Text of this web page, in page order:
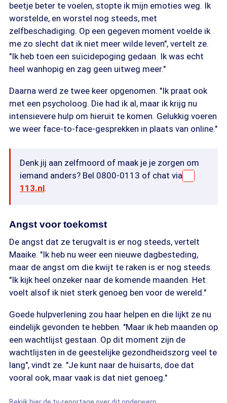
beetje beter te voelen, stopte ik mijn emoties weg. Ik
worstelde, en worstel nog steeds, met
zelfbeschadiging. Op een gegeven moment voelde ik
me zo slecht dat ik niet meer wilde leven", vertelt ze.
"Ik heb toen een suïcidepoging gedaan. Ik was echt
heel wanhopig en zag geen uitweg meer."
Daarna werd ze twee keer opgenomen. "Ik praat ook
met een psycholoog. Die had ik al, maar ik krijg nu
intensievere hulp om hieruit te komen. Gelukkig voeren
we weer face-to-face-gesprekken in plaats van online."
Denk jij aan zelfmoord of maak je je zorgen om
iemand anders? Bel 0800-0113 of chat via
113.nl.
Angst voor toekomst
De angst dat ze terugvalt is er nog steeds, vertelt
Maaike. "Ik heb nu weer een nieuwe dagbesteding,
maar de angst om die kwijt te raken is er nog steeds.
"Ik kijk heel onzeker naar de komende maanden. Het
voelt alsof ik niet sterk genoeg ben voor de wereld."
Goede hulpverlening zou haar helpen en die lijkt ze nu
eindelijk gevonden te hebben. "Maar ik heb maanden op
een wachtlijst gestaan. Op dit moment zijn de
wachtlijsten in de geestelijke gezondheidszorg veel te
lang", vindt ze. "Je kunt naar de huisarts, doe dat
vooral ook, maar vaak is dat niet genoeg."